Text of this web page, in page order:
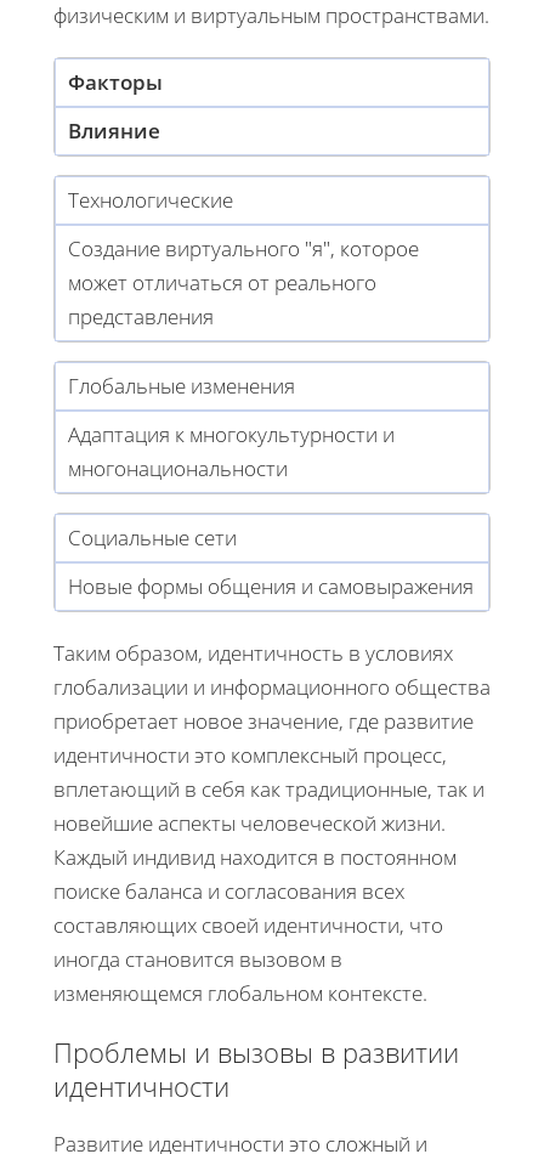
физическим и виртуальным пространствами.
Факторы
Влияние
Технологические
Создание виртуального "я", которое
может отличаться от реального
представления
Глобальные изменения
Адаптация к многокультурности и
многонациональности
Социальные сети
Новые формы общения и самовыражения
Таким образом, идентичность в условиях
глобализации и информационного общества
приобретает новое значение, где развитие
идентичности это комплексный процесс,
вплетающий в себя как традиционные, так и
новейшие аспекты человеческой жизни.
Каждый индивид находится в постоянном
поиске баланса и согласования всех
составляющих своей идентичности, что
иногда становится вызовом в
изменяющемся глобальном контексте.
Проблемы и вызовы в развитии
идентичности
Развитие идентичности это сложный и